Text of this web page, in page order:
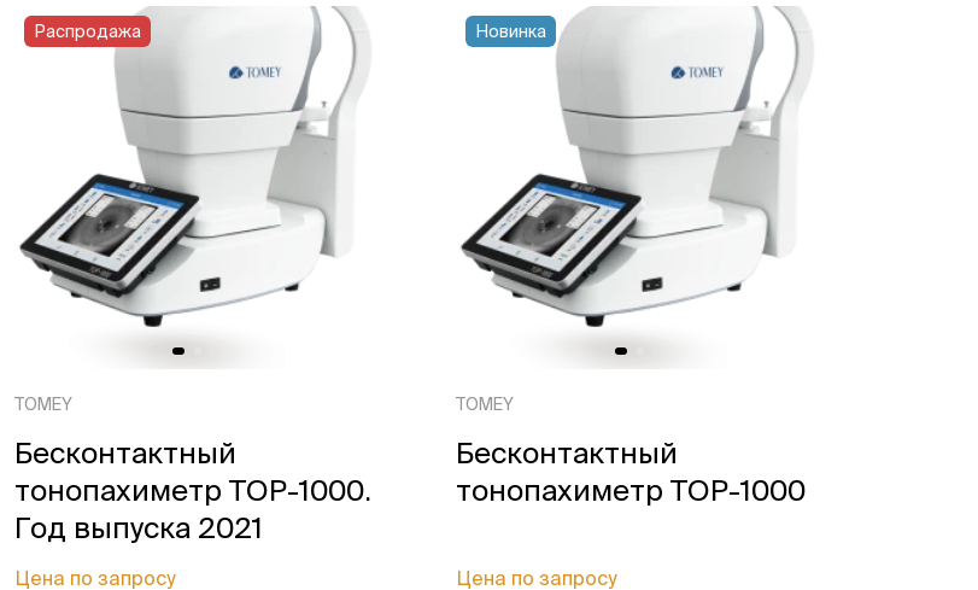
TOMEY
Бесконтактный
тонопахиметр TOP-1000.
Год выпуска 2021
Цена по запросу
Распродажа
TOMEY
Бесконтактный
тонопахиметр TOP-1000
Цена по запросу
Новинка